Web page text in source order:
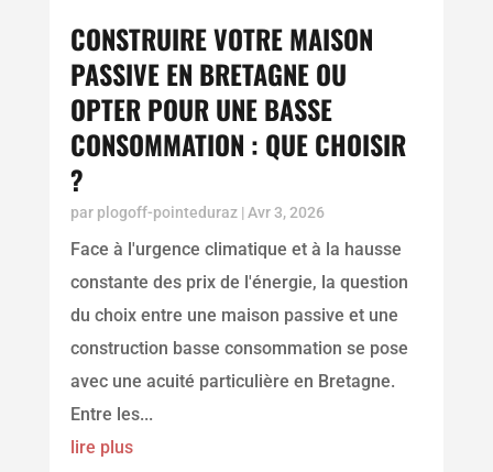
CONSTRUIRE VOTRE MAISON
PASSIVE EN BRETAGNE OU
OPTER POUR UNE BASSE
CONSOMMATION : QUE CHOISIR
?
par plogoff-pointeduraz| Avr 3, 2026
Face à l'urgence climatique et à la hausse
constante des prix de l'énergie, la question
du choix entre une maison passive et une
construction basse consommation se pose
avec une acuité particulière en Bretagne.
Entre les...
lire plus